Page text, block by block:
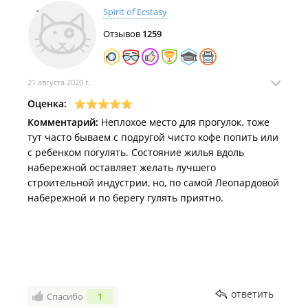
очереди благоустройства.
На Патрокле открыли вторую очередь благоустройства у
озера – теперь от него можно пройти к Леопардовой
«Уже замечательно, но будет же ещё лучше»: на Патрокле
запустили «прототип» пляжа с раздевалками, душами и
охраной
На Патрокле открылась первая очередь пляжа с «детским
лягушатником», видовой площадкой и точками питания.
Как пляжи Владивостока встречают лето и первых
отдыхающих.
Пляж, душевые и спасательная вышка: как обустроят
Патрокл к купальному сезону
Spirit of Ecstasy
Отзывов 1259
21 августа 2020 г.
Оценка:
Комментарий: Неплохое место для прогулок. тоже
тут часто бываем с подругой чисто кофе попить или
с ребенком погулять. Состояние жилья вдоль
набережной оставляет желать лучшего
строительной индустрии, но, по самой Леопардовой
набережной и по берегу гулять приятно.
Спасибо 1 ответить